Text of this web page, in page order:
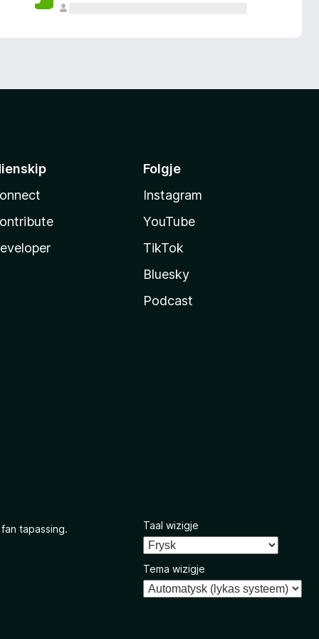
Folgje
Instagram
YouTube
TikTok
Bluesky
Podcast
tapassing. Taal wizigje
Tema wizigje